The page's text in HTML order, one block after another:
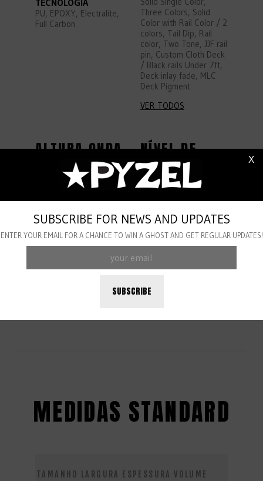
PU, EPOXY, Electralite,
Full Carbon
Three Colors, Solid
Color with Rail Color / 2
colors, Tail Dip, Rail
color, Two Tone, JJF rail
pin, Custom Cloth Deck
/ Black rails Under 7ft,
Deck inlay fade, MLC
Deck Pigment
VER TODOS
ALTURA ONDA
6 Ft
NÍVEL DE
SURF
MEDIDAS STANDARD
TAMANHO LARGURA ESPESSURA VOLUME
X
SUBSCRIBE FOR NEWS AND UPDATES
ENTER YOUR EMAIL FOR A CHANCE TO WIN A GHOST AND GET REGULAR UPDATES!
SUBSCRIBE